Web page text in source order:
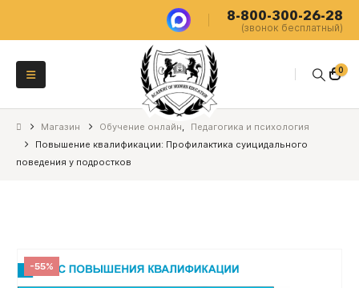
8-800-300-26-28
(звонок бесплатный)
0
Магазин Обучение онлайн,
Педагогика и психология
Повышение квалификации: Профилактика суицидального
поведения у подростков
-55%